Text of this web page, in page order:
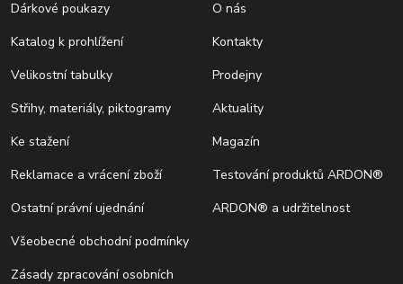
Dárkové poukazy
Katalog k prohlížení
Velikostní tabulky
Střihy, materiály, piktogramy
Ke stažení
Reklamace a vrácení zboží
Ostatní právní ujednání
Všeobecné obchodní podmínky
Zásady zpracování osobních
O nás
Kontakty
Prodejny
Aktuality
Magazín
Testování produktů ARDON®
ARDON® a udržitelnost